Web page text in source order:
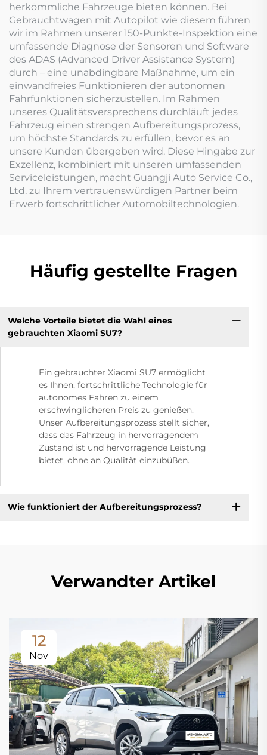
herkömmliche Fahrzeuge bieten können. Bei
Gebrauchtwagen mit Autopilot wie diesem führen
wir im Rahmen unserer 150-Punkte-Inspektion eine
umfassende Diagnose der Sensoren und Software
des ADAS (Advanced Driver Assistance System)
durch – eine unabdingbare Maßnahme, um ein
einwandfreies Funktionieren der autonomen
Fahrfunktionen sicherzustellen. Im Rahmen
unseres Qualitätsversprechens durchläuft jedes
Fahrzeug einen strengen Aufbereitungsprozess,
um höchste Standards zu erfüllen, bevor es an
unsere Kunden übergeben wird. Diese Hingabe zur
Exzellenz, kombiniert mit unseren umfassenden
Serviceleistungen, macht Guangji Auto Service Co.,
Ltd. zu Ihrem vertrauenswürdigen Partner beim
Erwerb fortschrittlicher Automobiltechnologien.
Häufig gestellte Fragen
Welche Vorteile bietet die Wahl eines
gebrauchten Xiaomi SU7?
Ein gebrauchter Xiaomi SU7 ermöglicht
es Ihnen, fortschrittliche Technologie für
autonomes Fahren zu einem
erschwinglicheren Preis zu genießen.
Unser Aufbereitungsprozess stellt sicher,
dass das Fahrzeug in hervorragendem
Zustand ist und hervorragende Leistung
bietet, ohne an Qualität einzubüßen.
Wie funktioniert der Aufbereitungsprozess?
Verwandter Artikel
12
Nov